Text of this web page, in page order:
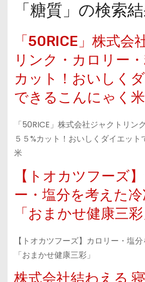
「糖質」の検索
「50RICE」株式会
リンク・カロリー
カット！おいしく
できるこんにゃく米
「50RICE」株式会社ジャクトリン
５５%カット！おいしくダイエット
米
【トオカツフーズ
ー・塩分を考えた
「おまかせ健康三彩
【トオカツフーズ】カロリー・塩
「おまかせ健康三彩」
株式会社結わえる